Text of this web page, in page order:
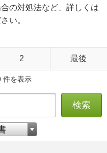
の対処法など、詳しくは
い。
2 最後
件を表示
検索